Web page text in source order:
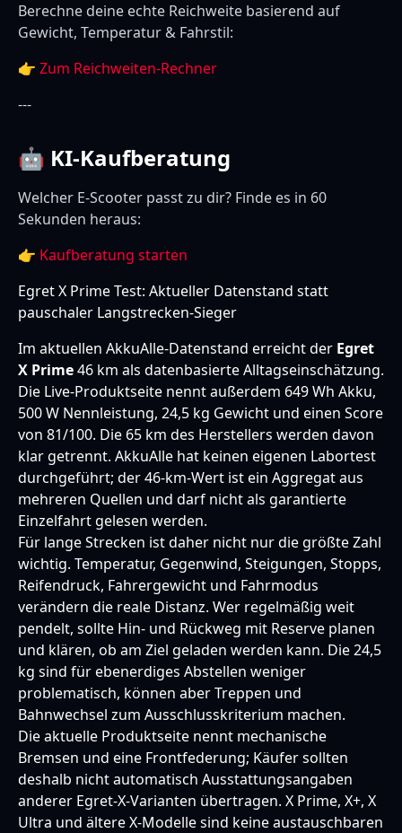
Berechne deine echte Reichweite basierend auf
Gewicht, Temperatur & Fahrstil:
👉 Zum Reichweiten-Rechner
---
🤖 KI-Kaufberatung
Welcher E-Scooter passt zu dir? Finde es in 60
Sekunden heraus:
👉 Kaufberatung starten
Egret X Prime Test: Aktueller Datenstand statt
pauschaler Langstrecken-Sieger
Im aktuellen AkkuAlle-Datenstand erreicht der Egret
X Prime46 km als datenbasierte Alltagseinschätzung.
Die Live-Produktseite nennt außerdem 649 Wh Akku,
500 W Nennleistung, 24,5 kg Gewicht und einen Score
von 81/100. Die 65 km des Herstellers werden davon
klar getrennt. AkkuAlle hat keinen eigenen Labortest
durchgeführt; der 46-km-Wert ist ein Aggregat aus
mehreren Quellen und darf nicht als garantierte
Einzelfahrt gelesen werden.
Für lange Strecken ist daher nicht nur die größte Zahl
wichtig. Temperatur, Gegenwind, Steigungen, Stopps,
Reifendruck, Fahrergewicht und Fahrmodus
verändern die reale Distanz. Wer regelmäßig weit
pendelt, sollte Hin- und Rückweg mit Reserve planen
und klären, ob am Ziel geladen werden kann. Die 24,5
kg sind für ebenerdiges Abstellen weniger
problematisch, können aber Treppen und
Bahnwechsel zum Ausschlusskriterium machen.
Die aktuelle Produktseite nennt mechanische
Bremsen und eine Frontfederung; Käufer sollten
deshalb nicht automatisch Ausstattungsangaben
anderer Egret-X-Varianten übertragen. X Prime, X+, X
Ultra und ältere X-Modelle sind keine austauschbaren